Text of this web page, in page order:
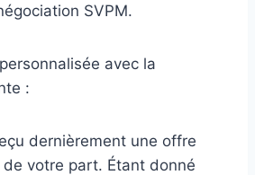
SVPM.
avec la
:
dernièrement une offre
votre part. Étant donné